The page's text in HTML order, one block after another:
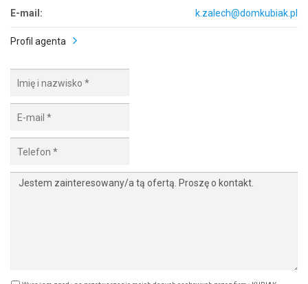
E-mail:
k.zalech@domkubiak.pl
Profil agenta